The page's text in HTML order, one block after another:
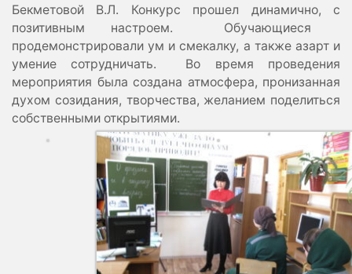
Бекметовой В.Л. Конкурс прошел динамично, с
позитивным настроем. Обучающиеся
продемонстрировали ум и смекалку, а также азарт и
умение сотрудничать. Во время проведения
мероприятия была создана атмосфера, пронизанная
духом созидания, творчества, желанием поделиться
собственными открытиями.